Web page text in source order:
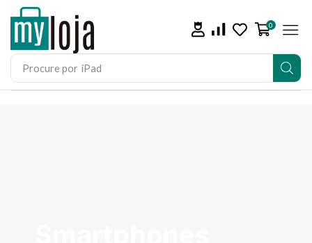
Procure por iPad
0